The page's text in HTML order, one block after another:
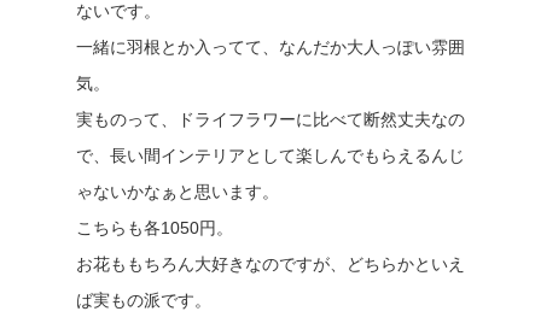
ないです。
一緒に羽根とか入ってて、なんだか大人っぽい雰囲
気。
実ものって、ドライフラワーに比べて断然丈夫なの
で、長い間インテリアとして楽しんでもらえるんじ
ゃないかなぁと思います。
こちらも各1050円。
お花ももちろん大好きなのですが、どちらかといえ
ば実もの派です。